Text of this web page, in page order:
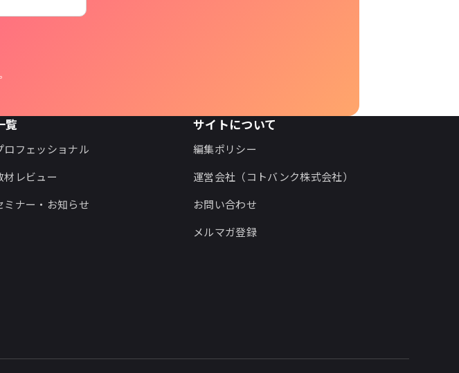
覧
ロフェッショナル
材レビュー
ミナー・お知らせ
サイトについて
編集ポリシー
運営会社（コトバンク株式会社）
お問い合わせ
メルマガ登録